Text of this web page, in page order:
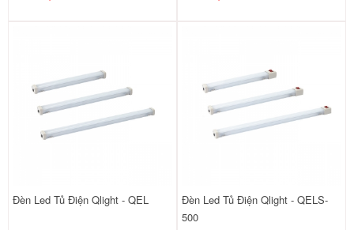
Đèn Led Tủ Điện Qlight - QEL
Đèn Led Tủ Điện Qlight - QELS-
500